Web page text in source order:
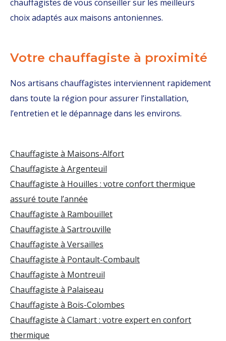
chauffagistes de vous conseiller sur les meilleurs
choix adaptés aux maisons antoniennes.
Votre chauffagiste à proximité
Nos artisans chauffagistes interviennent rapidement
dans toute la région pour assurer l’installation,
l’entretien et le dépannage dans les environs.
Chauffagiste à Maisons-Alfort
Chauffagiste à Argenteuil
Chauffagiste à Houilles : votre confort thermique
assuré toute l’année
Chauffagiste à Rambouillet
Chauffagiste à Sartrouville
Chauffagiste à Versailles
Chauffagiste à Pontault-Combault
Chauffagiste à Montreuil
Chauffagiste à Palaiseau
Chauffagiste à Bois-Colombes
Chauffagiste à Clamart : votre expert en confort
thermique